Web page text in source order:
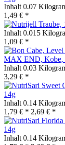
Inhalt 0.07
1,49 € *
Inhalt 0.015
1,09 € *
MAX END, Kobe,
Inhalt 0.03
3,29 € *
14g
Inhalt 0.14
1,79 € * 2,69 € *
14g
Inhalt 0.14